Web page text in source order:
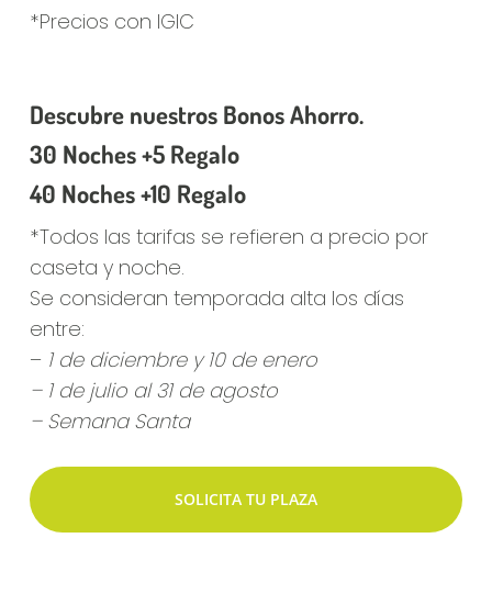
*Precios con IGIC
Descubre nuestros Bonos Ahorro.
30 Noches +5 Regalo
40 Noches +10 Regalo
*Todos las tarifas se refieren a precio por
caseta y noche.
Se consideran temporada alta los días
entre:
– 1 de diciembre y 10 de enero
– 1 de julio al 31 de agosto
– Semana Santa
SOLICITA TU PLAZA